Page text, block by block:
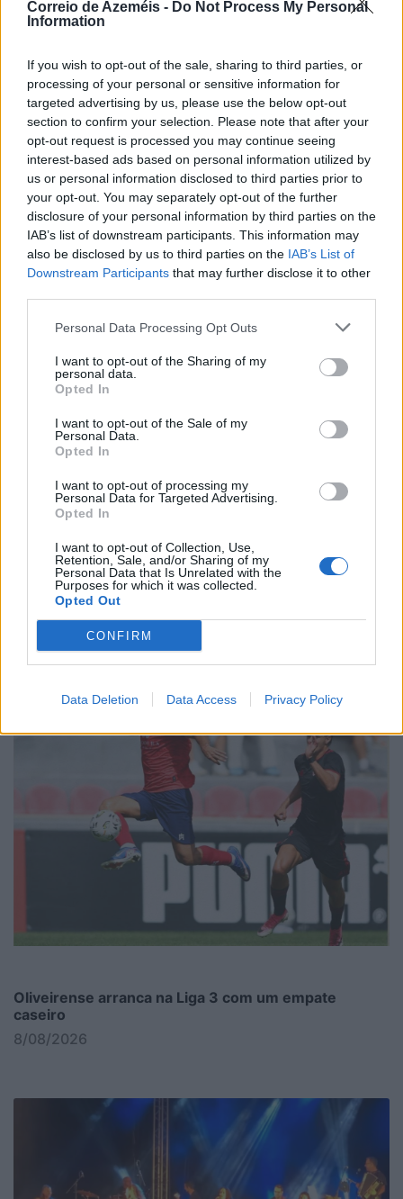
Correio de Azeméis - Do Not Process My Personal
Information
If you wish to opt-out of the sale, sharing to third parties, or
processing of your personal or sensitive information for
targeted advertising by us, please use the below opt-out
section to confirm your selection. Please note that after your
opt-out request is processed you may continue seeing
interest-based ads based on personal information utilized by
us or personal information disclosed to third parties prior to
your opt-out. You may separately opt-out of the further
disclosure of your personal information by third parties on the
IAB’s list of downstream participants. This information may
also be disclosed by us to third parties on the IAB’s List of
Downstream Participants that may further disclose it to other
Personal Data Processing Opt Outs
I want to opt-out of the Sharing of my
personal data.
Opted In
I want to opt-out of the Sale of my
Personal Data.
Opted In
I want to opt-out of processing my
Personal Data for Targeted Advertising.
Opted In
I want to opt-out of Collection, Use,
Retention, Sale, and/or Sharing of my
Personal Data that Is Unrelated with the
Purposes for which it was collected.
Opted Out
CONFIRM
Data Deletion Data Access Privacy Policy
Santiago de Riba-Ul > Os Últimos dão nova vida à
antiga casa dos Socorros Mútuos
8/08/2026
Emoção com o Grupo de Fados da Faculdade de
Engenharia da Universidade do Porto no escadório
do Santuário
8/08/2026
Oliveirense arranca na Liga 3 com um empate
caseiro
8/08/2026